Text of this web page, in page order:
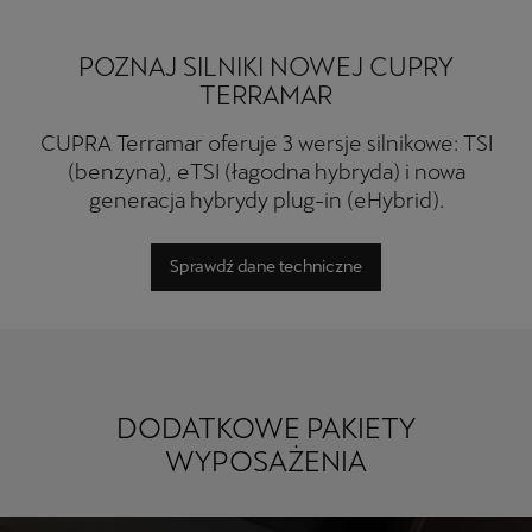
POZNAJ SILNIKI NOWEJ CUPRY
TERRAMAR
CUPRA Terramar oferuje 3 wersje silnikowe: TSI
(benzyna), eTSI (łagodna hybryda) i nowa
generacja hybrydy plug-in (eHybrid).
Sprawdź dane techniczne
DODATKOWE PAKIETY
WYPOSAŻENIA